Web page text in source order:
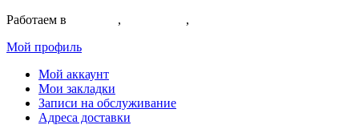
Работаем в , ,
Мой профиль
Мой аккаунт
Мои закладки
Записи на обслуживание
Адреса доставки